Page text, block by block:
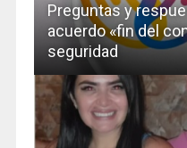
Preguntas y
acuerdo «fin del
seguridad